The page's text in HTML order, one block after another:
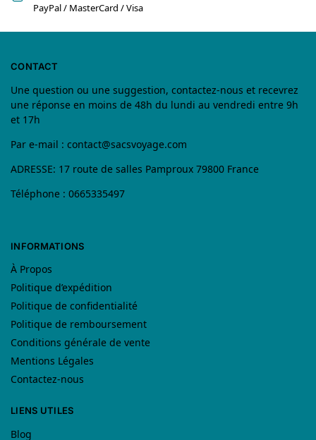
PayPal / MasterCard / Visa
CONTACT
Une question ou une suggestion, contactez-nous et recevrez
une réponse en moins de 48h du lundi au vendredi entre 9h
et 17h
Par e-mail : contact@sacsvoyage.com
ADRESSE: 17 route de salles Pamproux 79800 France
Téléphone : 0665335497
INFORMATIONS
À Propos
Politique d’expédition
Politique de confidentialité
Politique de remboursement
Conditions générale de vente
Mentions Légales
Contactez-nous
LIENS UTILES
Blog